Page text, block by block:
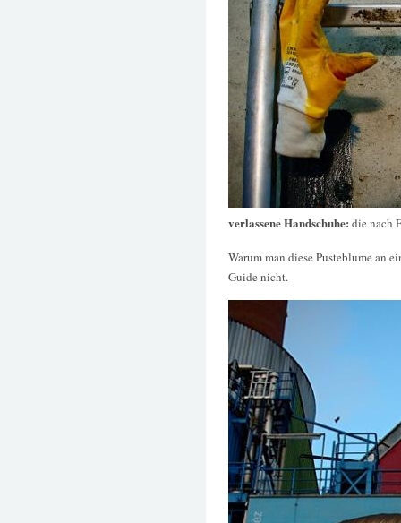
verlassene Handschuhe: die nach
Warum man diese Pusteblume an
Guide nicht.